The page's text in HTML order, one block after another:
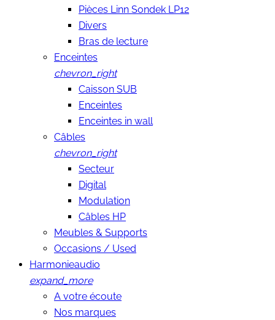
Pièces Linn Sondek LP12
Divers
Bras de lecture
Enceintes
chevron_right
Caisson SUB
Enceintes
Enceintes in wall
Câbles
chevron_right
Secteur
Digital
Modulation
Câbles HP
Meubles & Supports
Occasions / Used
Harmonieaudio
expand_more
A votre écoute
Nos marques